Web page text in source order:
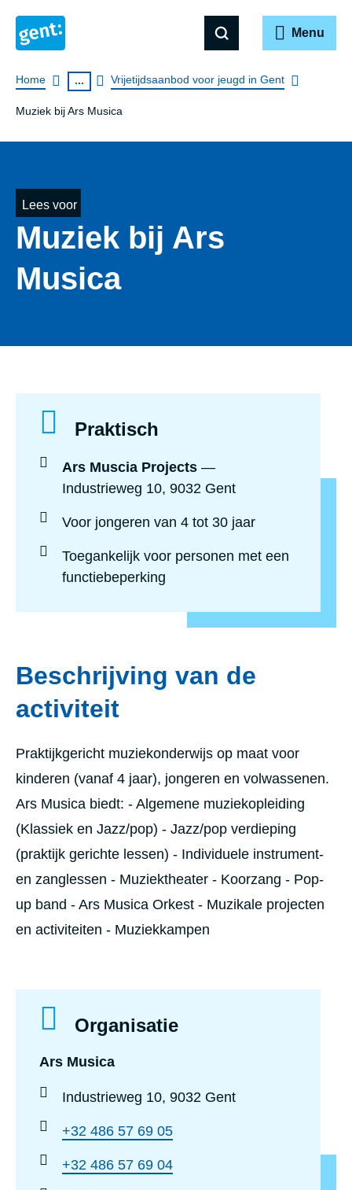
Menu
Breadcrumb
Home ... Vrijetijdsaanbod voor jeugd in Gent
Muziek bij Ars Musica
Lees voor
Muziek bij Ars
Musica
Praktisch
Ars Muscia Projects —
Industrieweg 10, 9032 Gent
Voor jongeren van 4 tot 30 jaar
Toegankelijk voor personen met een
functiebeperking
Beschrijving van de
activiteit
Praktijkgericht muziekonderwijs op maat voor
kinderen (vanaf 4 jaar), jongeren en volwassenen.
Ars Musica biedt: - Algemene muziekopleiding
(Klassiek en Jazz/pop) - Jazz/pop verdieping
(praktijk gerichte lessen) - Individuele instrument-
en zanglessen - Muziektheater - Koorzang - Pop-
up band - Ars Musica Orkest - Muzikale projecten
en activiteiten - Muziekkampen
Organisatie
Ars Musica
Industrieweg 10, 9032 Gent
+32 486 57 69 05
+32 486 57 69 04